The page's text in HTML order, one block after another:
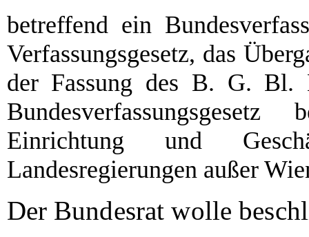
betreffend ein
Verfassungsgesetz, das
der Fassung des B. G. Bl.
Einrichtung und
Landesregierungen außer
Der Bundesrat wolle